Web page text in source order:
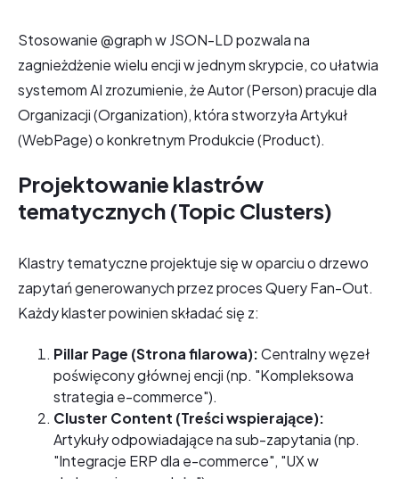
Stosowanie @graph w JSON-LD pozwala na
zagnieżdżenie wielu encji w jednym skrypcie, co ułatwia
systemom AI zrozumienie, że Autor (Person) pracuje dla
Organizacji (Organization), która stworzyła Artykuł
(WebPage) o konkretnym Produkcie (Product).
Projektowanie klastrów
tematycznych (Topic Clusters)
Klastry tematyczne projektuje się w oparciu o drzewo
zapytań generowanych przez proces Query Fan-Out.
Każdy klaster powinien składać się z:
Pillar Page (Strona filarowa):Centralny węzeł
poświęcony głównej encji (np. "Kompleksowa
strategia e-commerce").
Cluster Content (Treści wspierające):
Artykuły odpowiadające na sub-zapytania (np.
"Integracje ERP dla e-commerce", "UX w